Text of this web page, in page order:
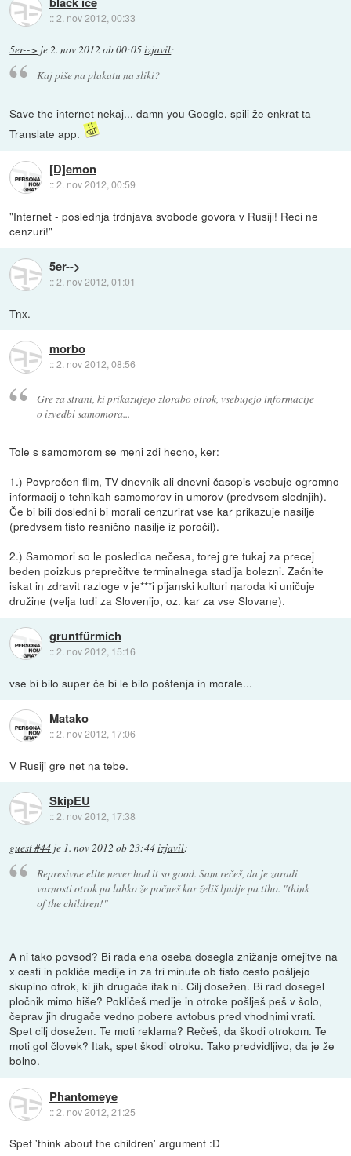
::2. nov 2012, 00:33
5er--> je 2. nov 2012 ob 00:05izjavil:
Kaj piše na plakatu na sliki?
Save the internet nekaj... damn you Google, spili že enkrat ta
Translate app.
[D]emon
::2. nov 2012, 00:59
"Internet - poslednja trdnjava svobode govora v Rusiji! Reci ne
cenzuri!"
5er-->
::2. nov 2012, 01:01
Tnx.
morbo
::2. nov 2012, 08:56
Gre za strani, ki prikazujejo zlorabo otrok, vsebujejo informacije
o izvedbi samomora...
Tole s samomorom se meni zdi hecno, ker:
1.) Povprečen film, TV dnevnik ali dnevni časopis vsebuje ogromno
informacij o tehnikah samomorov in umorov (predvsem slednjih).
Če bi bili dosledni bi morali cenzurirat vse kar prikazuje nasilje
(predvsem tisto resnično nasilje iz poročil).
2.) Samomori so le posledica nečesa, torej gre tukaj za precej
beden poizkus preprečitve terminalnega stadija bolezni. Začnite
iskat in zdravit razloge v je***i pijanski kulturi naroda ki uničuje
družine (velja tudi za Slovenijo, oz. kar za vse Slovane).
gruntfürmich
::2. nov 2012, 15:16
vse bi bilo super če bi le bilo poštenja in morale...
Matako
::2. nov 2012, 17:06
V Rusiji gre net na tebe.
SkipEU
::2. nov 2012, 17:38
guest #44 je 1. nov 2012 ob 23:44izjavil:
Represivne elite never had it so good. Sam rečeš, da je zaradi
varnosti otrok pa lahko že počneš kar želiš ljudje pa tiho. "think
of the children!"
A ni tako povsod? Bi rada ena oseba dosegla znižanje omejitve na
x cesti in pokliče medije in za tri minute ob tisto cesto pošljejo
skupino otrok, ki jih drugače itak ni. Cilj dosežen. Bi rad dosegel
pločnik mimo hiše? Pokličeš medije in otroke pošlješ peš v šolo,
čeprav jih drugače vedno pobere avtobus pred vhodnimi vrati.
Spet cilj dosežen. Te moti reklama? Rečeš, da škodi otrokom. Te
moti gol človek? Itak, spet škodi otroku. Tako predvidljivo, da je že
bolno.
Phantomeye
::2. nov 2012, 21:25
Spet 'think about the children' argument :D